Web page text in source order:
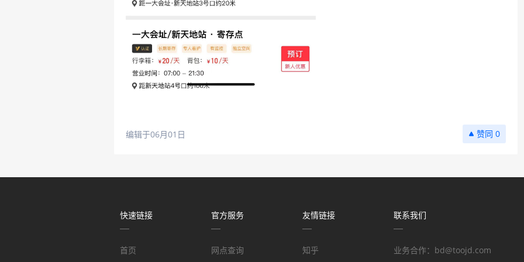
编辑于06月01日 0
快速链接
首页
官方服务
网点查询
友情链接
知乎
联系我们
业务合作：bd@toojd.com